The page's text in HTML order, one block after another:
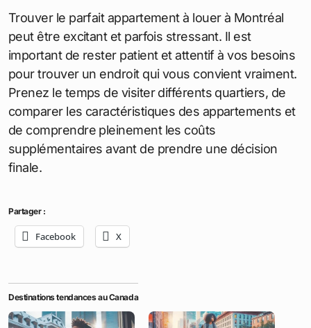
Trouver le parfait appartement à louer à Montréal
peut être excitant et parfois stressant. Il est
important de rester patient et attentif à vos besoins
pour trouver un endroit qui vous convient vraiment.
Prenez le temps de visiter différents quartiers, de
comparer les caractéristiques des appartements et
de comprendre pleinement les coûts
supplémentaires avant de prendre une décision
finale.
Partager :
Facebook X
Destinations tendances au Canada